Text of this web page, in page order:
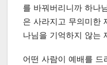
를 바꿔버리니까 하나
은 사라지고 무의미한
나님을 기억하지 않는
어떤 사람이 예배를 드